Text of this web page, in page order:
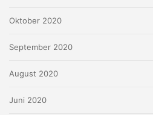
Oktober 2020
September 2020
August 2020
Juni 2020